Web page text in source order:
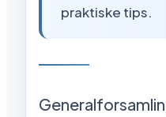
praktiske tips.